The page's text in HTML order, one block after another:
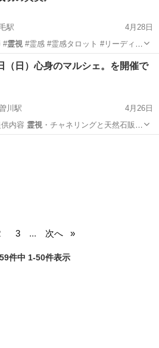
駅
4月28日
#霊視#霊感 #霊感タロット #リーディ
ワークショップ 占い師
（日）心身のマルシェ。を開催で
川駅
4月26日
内容 霊視・チャネリングと天然石販売
3 ... 次へ
件中 1-50件表示